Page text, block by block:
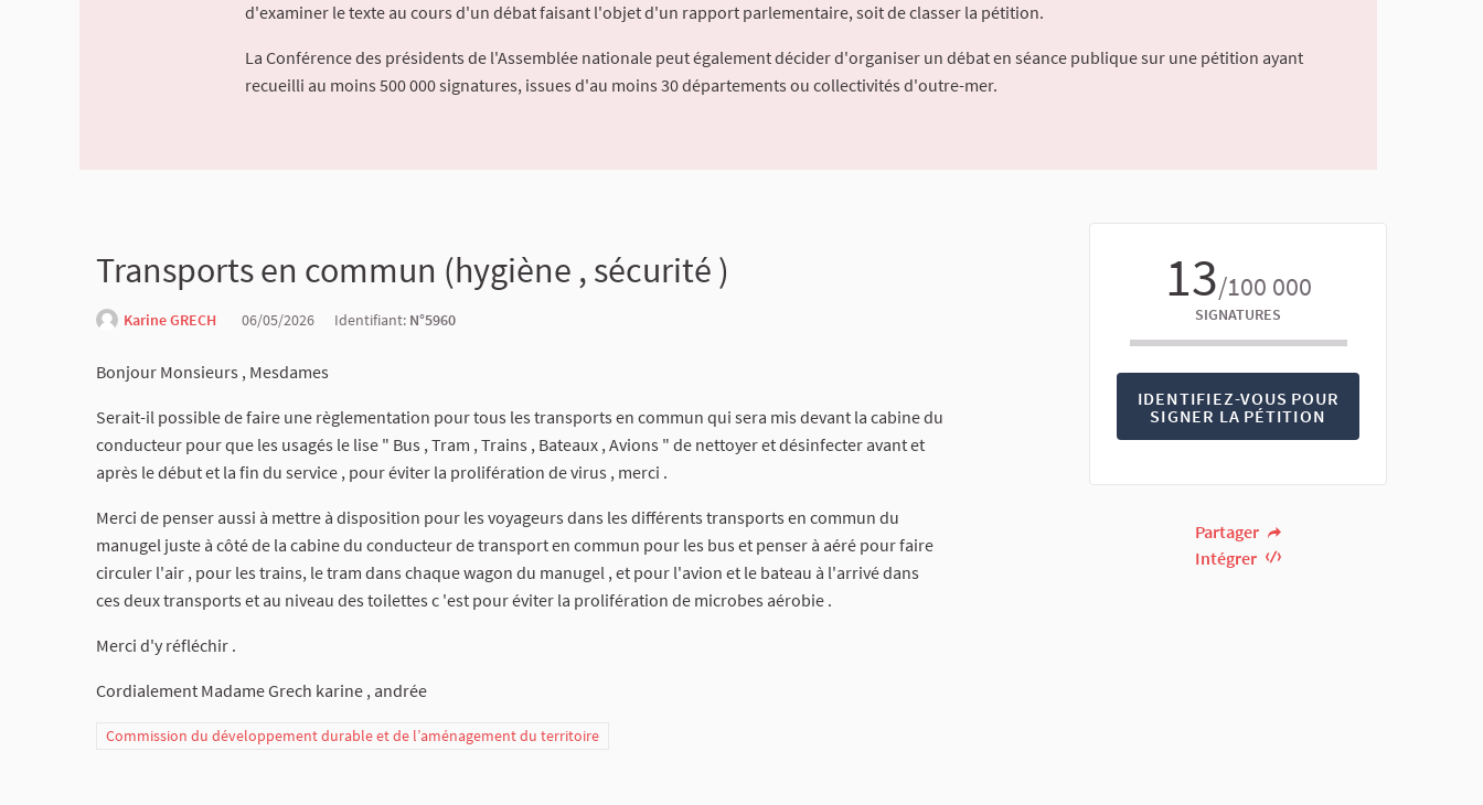
d'examiner le texte au cours d'un débat faisant l'objet d'un rapport parlementaire, soit de classer la pétition.
La Conférence des présidents de l'Assemblée nationale peut également décider d'organiser un débat en séance publique sur une pétition ayant
recueilli au moins 500 000 signatures, issues d'au moins 30 départements ou collectivités d'outre-mer.
13/100 000
SIGNATURES
IDENTIFIEZ-VOUS POUR
SIGNER LA PÉTITION
Partager
Intégrer
Transports en commun (hygiène , sécurité )
Karine GRECH 06/05/2026 Identifiant: N°5960
Bonjour Monsieurs , Mesdames
Serait-il possible de faire une règlementation pour tous les transports en commun qui sera mis devant la cabine du
conducteur pour que les usagés le lise " Bus , Tram , Trains , Bateaux , Avions " de nettoyer et désinfecter avant et
après le début et la fin du service , pour éviter la prolifération de virus , merci .
Merci de penser aussi à mettre à disposition pour les voyageurs dans les différents transports en commun du
manugel juste à côté de la cabine du conducteur de transport en commun pour les bus et penser à aéré pour faire
circuler l'air , pour les trains, le tram dans chaque wagon du manugel , et pour l'avion et le bateau à l'arrivé dans
ces deux transports et au niveau des toilettes c 'est pour éviter la prolifération de microbes aérobie .
Merci d'y réfléchir .
Cordialement Madame Grech karine , andrée
Commission du développement durable et de l’aménagement du territoire